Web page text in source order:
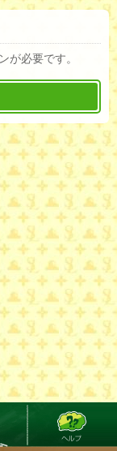
が必要です。